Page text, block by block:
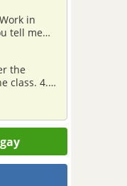
place
in
tell me
then fill
the
class. 4.
school